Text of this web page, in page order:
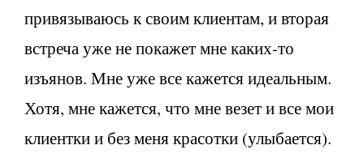
привязываюсь к своим клиентам, и вторая
встреча уже не покажет мне каких-то
изъянов. Мне уже все кажется идеальным.
Хотя, мне кажется, что мне везет и все мои
клиентки и без меня красотки (улыбается).